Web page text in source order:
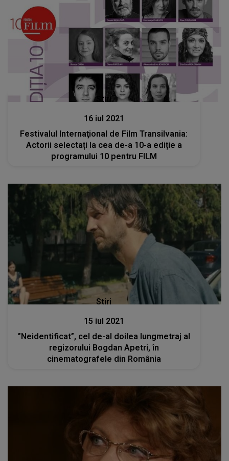
Stiri
16 iul 2021
Festivalul Internaţional de Film Transilvania:
Actorii selectați la cea de-a 10-a ediție a
programului 10 pentru FILM
Stiri
15 iul 2021
”Neidentificat”, cel de-al doilea lungmetraj al
regizorului Bogdan Apetri, în
cinematografele din România